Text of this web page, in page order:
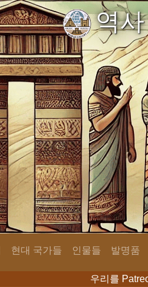
역
현대 국가들 인물들 발명품
우리를